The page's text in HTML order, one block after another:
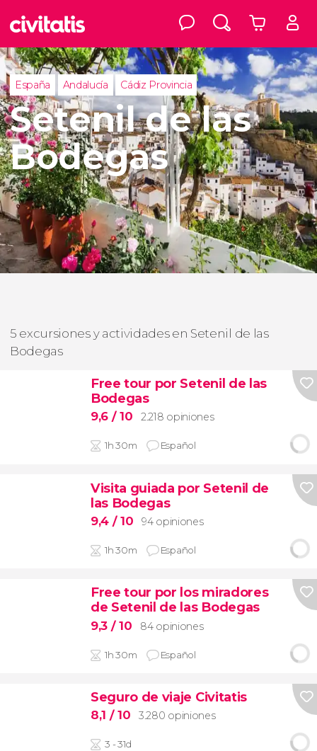
España Andalucía Cádiz Provincia
Setenil de las
Bodegas
5 excursiones y actividades en Setenil de las
Bodegas
Free tour por Setenil de las
Bodegas
9,6 / 10 2.218 opiniones
1h 30m Español
Visita guiada por Setenil de
las Bodegas
9,4 / 10 94 opiniones
1h 30m Español
Free tour por los miradores
de Setenil de las Bodegas
9,3 / 10 84 opiniones
1h 30m Español
Seguro de viaje Civitatis
8,1 / 10 3.280 opiniones
3 - 31d